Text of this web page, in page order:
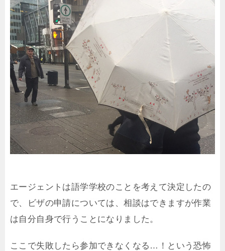
エージェントは語学学校のことを考えて決定したの
で、ビザの申請については、相談はできますが作業
は自分自身で行うことになりました。
ここで失敗したら参加できなくなる…！という恐怖